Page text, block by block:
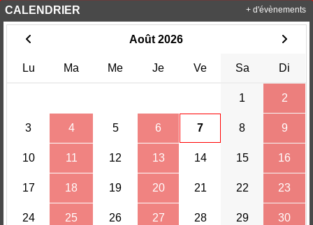
CALENDRIER
Août 2026
Lu Ma Me Je Ve Sa Di
1 2
3 4 5 6 7 8 9
10 11 12 13 14 15 16
17 18 19 20 21 22 23
24 25 26 27 28 29 30
+ d'évènements